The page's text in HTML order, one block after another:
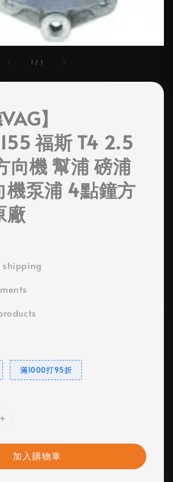
1 / 1
】
福斯 T4 2.5
向機 幫浦 磅浦
機泵浦 4點鐘方
廠
滿1000打95折
加入購物車